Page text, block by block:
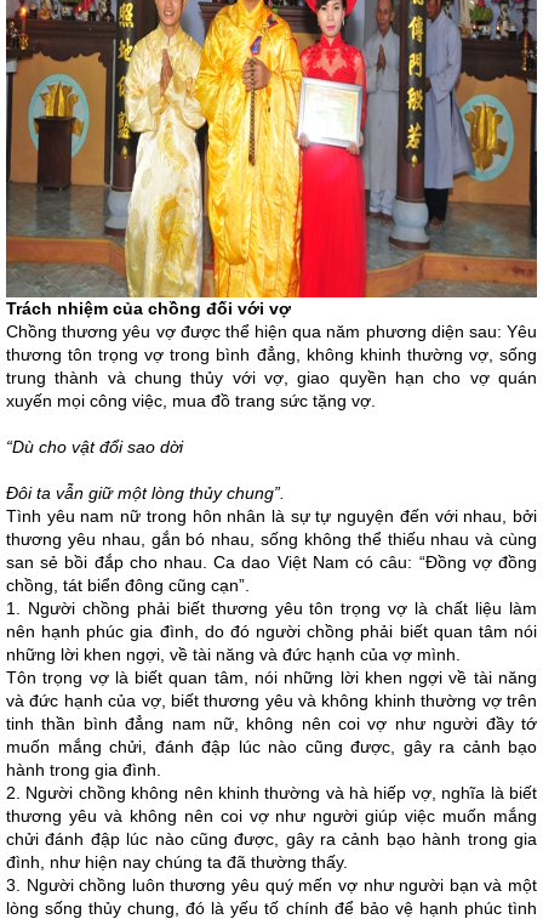
Trách nhiệm của chồng đối với vợ
Chồng thương yêu vợ được thể hiện qua năm phương diện sau: Yêu
thương tôn trọng vợ trong bình đẳng, không khinh thường vợ, sống
trung thành và chung thủy với vợ, giao quyền hạn cho vợ quán
xuyến mọi công việc, mua đồ trang sức tặng vợ.
“Dù cho vật đổi sao dời
Đôi ta vẫn giữ một lòng thủy chung”.
Tình yêu nam nữ trong hôn nhân là sự tự nguyện đến với nhau, bởi
thương yêu nhau, gắn bó nhau, sống không thể thiếu nhau và cùng
san sẻ bồi đắp cho nhau. Ca dao Việt Nam có câu: “Đồng vợ đồng
chồng, tát biển đông cũng cạn”.
1. Người chồng phải biết thương yêu tôn trọng vợ là chất liệu làm
nên hạnh phúc gia đình, do đó người chồng phải biết quan tâm nói
những lời khen ngợi, về tài năng và đức hạnh của vợ mình.
Tôn trọng vợ là biết quan tâm, nói những lời khen ngợi về tài năng
và đức hạnh của vợ, biết thương yêu và không khinh thường vợ trên
tinh thần bình đẳng nam nữ, không nên coi vợ như người đầy tớ
muốn mắng chửi, đánh đập lúc nào cũng được, gây ra cảnh bạo
hành trong gia đình.
2. Người chồng không nên khinh thường và hà hiếp vợ, nghĩa là biết
thương yêu và không nên coi vợ như người giúp việc muốn mắng
chửi đánh đập lúc nào cũng được, gây ra cảnh bạo hành trong gia
đình, như hiện nay chúng ta đã thường thấy.
3. Người chồng luôn thương yêu quý mến vợ như người bạn và một
lòng sống thủy chung, đó là yếu tố chính để bảo vệ hạnh phúc tình